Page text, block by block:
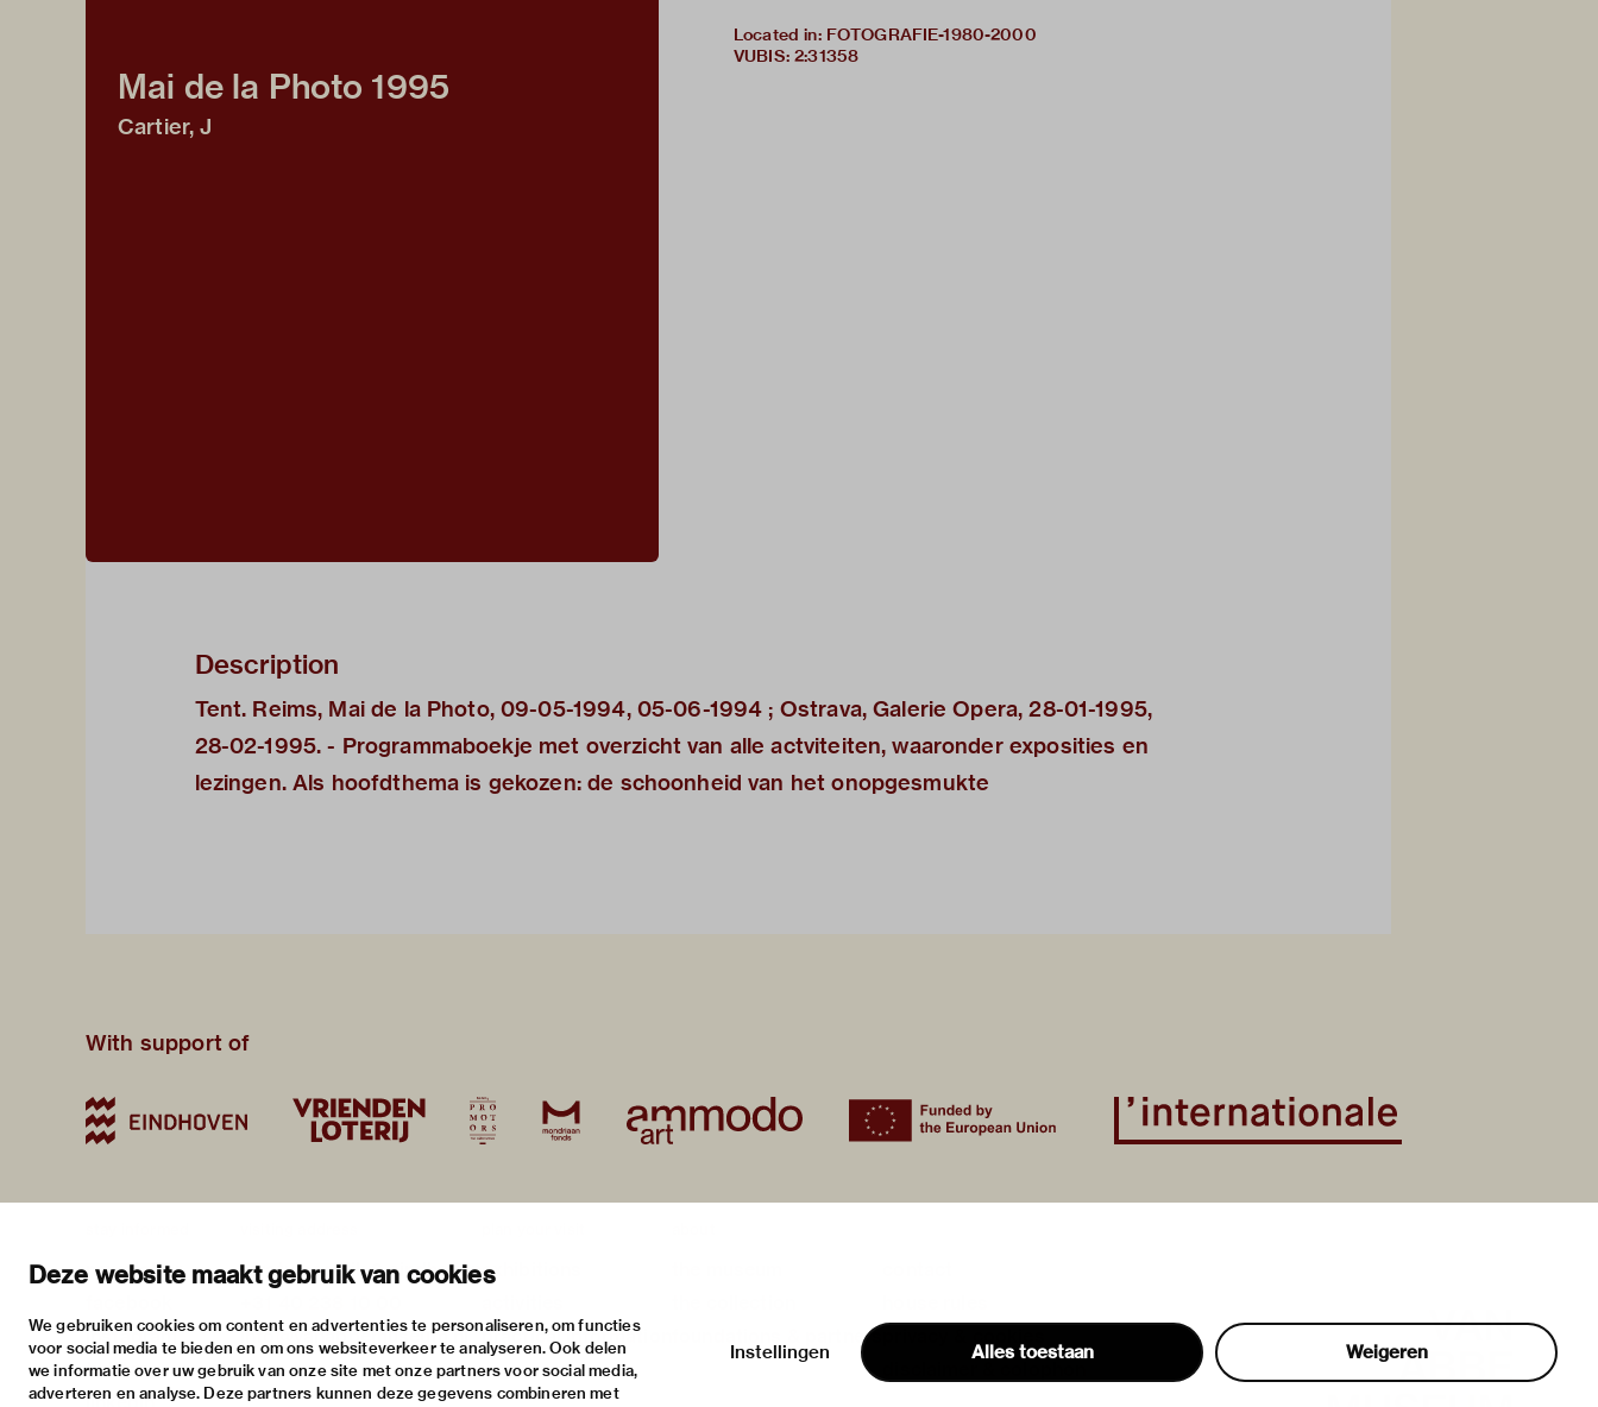
Deze website maakt gebruik van cookies
We gebruiken cookies om content en advertenties te personaliseren, om functies
voor social media te bieden en om ons websiteverkeer te analyseren. Ook delen
we informatie over uw gebruik van onze site met onze partners voor social media,
adverteren en analyse. Deze partners kunnen deze gegevens combineren met
Alles toestaan Weigeren
Instellingen
Mai de la Photo 1995
Cartier, J
Located in: FOTOGRAFIE-1980-2000
VUBIS: 2:31358
Description
Tent. Reims, Mai de la Photo, 09-05-1994, 05-06-1994 ; Ostrava, Galerie Opera, 28-01-1995,
28-02-1995. - Programmaboekje met overzicht van alle actviteiten, waaronder exposities en
lezingen. Als hoofdthema is gekozen: de schoonheid van het onopgesmukte
With support of
newsletter
instagram
twitter
stratumsedijk 2 eindhoven
info@vanabbemuseum.nl
exhibitions
practical information
foundations & partners